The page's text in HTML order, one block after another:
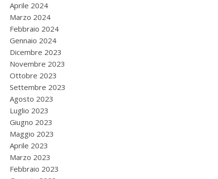
Aprile 2024
Marzo 2024
Febbraio 2024
Gennaio 2024
Dicembre 2023
Novembre 2023
Ottobre 2023
Settembre 2023
Agosto 2023
Luglio 2023
Giugno 2023
Maggio 2023
Aprile 2023
Marzo 2023
Febbraio 2023